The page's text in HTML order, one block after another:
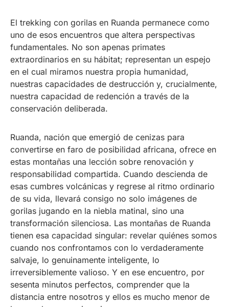
El trekking con gorilas en Ruanda permanece como
uno de esos encuentros que altera perspectivas
fundamentales. No son apenas primates
extraordinarios en su hábitat; representan un espejo
en el cual miramos nuestra propia humanidad,
nuestras capacidades de destrucción y, crucialmente,
nuestra capacidad de redención a través de la
conservación deliberada.
Ruanda, nación que emergió de cenizas para
convertirse en faro de posibilidad africana, ofrece en
estas montañas una lección sobre renovación y
responsabilidad compartida. Cuando descienda de
esas cumbres volcánicas y regrese al ritmo ordinario
de su vida, llevará consigo no solo imágenes de
gorilas jugando en la niebla matinal, sino una
transformación silenciosa. Las montañas de Ruanda
tienen esa capacidad singular: revelar quiénes somos
cuando nos confrontamos con lo verdaderamente
salvaje, lo genuinamente inteligente, lo
irreversiblemente valioso. Y en ese encuentro, por
sesenta minutos perfectos, comprender que la
distancia entre nosotros y ellos es mucho menor de